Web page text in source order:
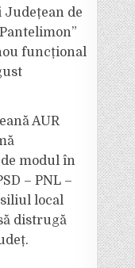
de
funcțional
AUR
modul în
– PNL –
local
distrugă